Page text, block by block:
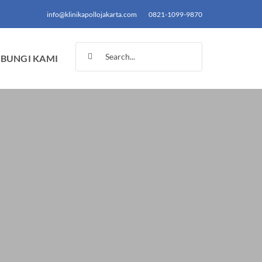
info@klinikapollojakarta.com 0821-1099-9870
KAMI